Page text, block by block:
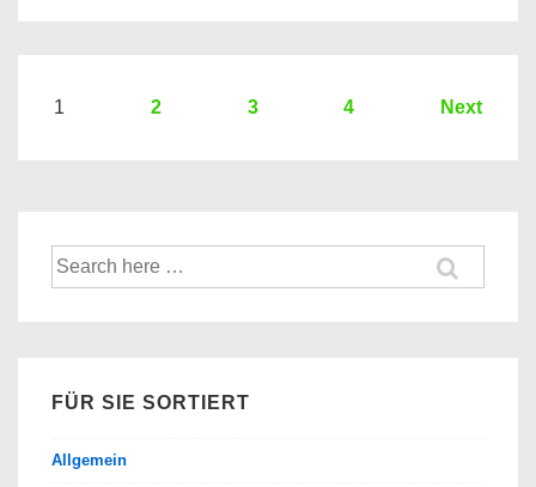
Hier
Banken
Seitennummerierung
1 2 3 4 Next
Suche
nach:
FÜR SIE SORTIERT
Allgemein